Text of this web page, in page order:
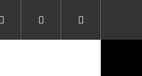
Přihlášení